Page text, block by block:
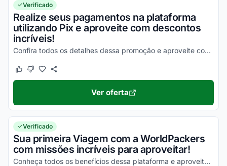
Verificado
Realize seus pagamentos na plataforma
utilizando Pix e aproveite com descontos
incríveis!
Confira todos os detalhes dessa promoção e aproveite com os melhores descontos possíveis!
Este cupom funcionou
Este cupom não funcionou
Ver oferta
Verificado
Sua primeira Viagem com a WorldPackers
com missões incríveis para aproveitar!
Conheça todos os benefícios dessa plataforma e aproveite agora mesmo!